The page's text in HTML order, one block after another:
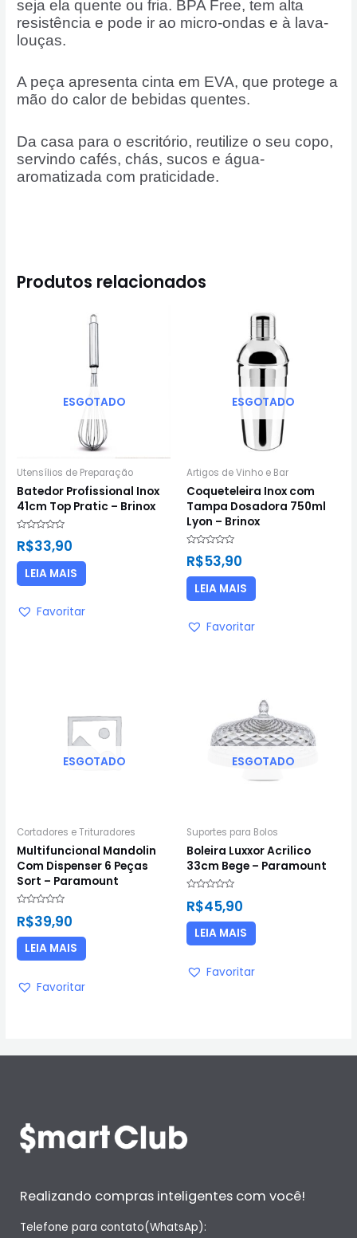
seja ela quente ou fria. BPA Free, tem alta
resistência e pode ir ao micro-ondas e à lava-
louças.
A peça apresenta cinta em EVA, que protege a
mão do calor de bebidas quentes.
Da casa para o escritório, reutilize o seu copo,
servindo cafés, chás, sucos e água-
aromatizada com praticidade.
Produtos relacionados
ESGOTADO
Utensílios de Preparação
Batedor Profissional Inox
41cm Top Pratic – Brinox
0
5
R$33,90
LEIA MAIS
Favoritar
ESGOTADO
Artigos de Vinho e Bar
Coqueteleira Inox com
Tampa Dosadora 750ml
Lyon – Brinox
0
5
R$53,90
LEIA MAIS
Favoritar
ESGOTADO
Cortadores e Trituradores
Multifuncional Mandolin
Com Dispenser 6 Peças
Sort – Paramount
0
5
R$39,90
LEIA MAIS
Favoritar
ESGOTADO
Suportes para Bolos
Boleira Luxxor Acrilico
33cm Bege – Paramount
0
5
R$45,90
LEIA MAIS
Favoritar
Realizando compras inteligentes com você!
Telefone para contato(WhatsAp):